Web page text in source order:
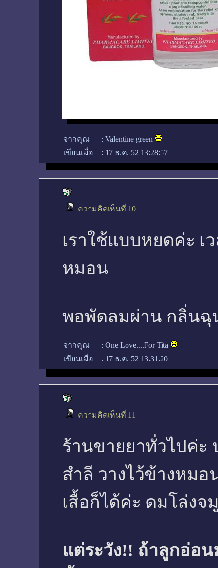
จากคุณ : Valentine green
เขียนเมื่อ
: 17 ธ.ค. 52 13:28:57
ความคิดเห็นที่ 10
เราใช้แบบหยดค่ะ เ
หมอน
พอพัดลมผ่าน กลิ่นฉุ
จากคุณ : One Love....For Tita
เขียนเมื่อ
: 17 ธ.ค. 52 13:31:20
ความคิดเห็นที่ 11
ร้านขายยาทั่วไปค่
สำลี วางไว้ข้างหม
เสื้อก็ได้ค่ะ ดมโล่งจ
แต่ระวัง!! ถ้าลูกอ่อ